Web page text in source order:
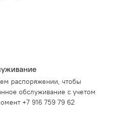
распоряжении, чтобы
обслуживание с учетом
+7 916 759 79 62